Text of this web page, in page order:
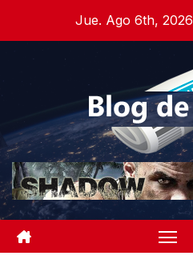
Jue. Ago 6th, 2026